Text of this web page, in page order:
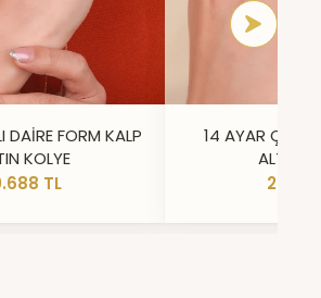
DAİRE FORM KALP
KOLYE
TL
14 AYAR ÇİFT
ALTIN